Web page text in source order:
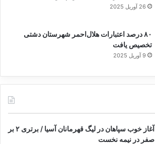
26 آوریل 2025
۸۰ درصد اعتبارات هلال‌احمر شهرستان دشتی
تخصیص یافت
9 آوریل 2025
آغاز خوب سپاهان در لیگ قهرمانان آسیا / برتری ۲ بر
صفر در نیمه نخست